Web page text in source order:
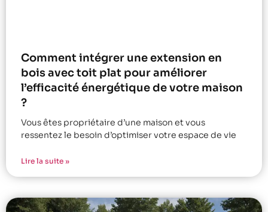
Comment intégrer une extension en
bois avec toit plat pour améliorer
l’efficacité énergétique de votre maison
?
Vous êtes propriétaire d’une maison et vous
ressentez le besoin d’optimiser votre espace de vie
Lire la suite »